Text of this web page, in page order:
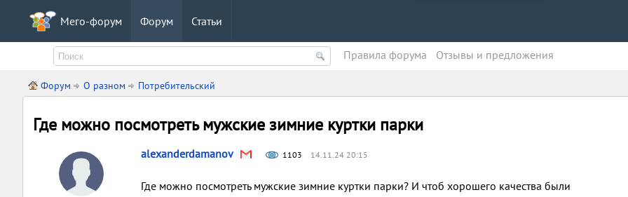
Мего-форум Форум Статьи
Правила форума Oтзывы и предложения
Форум О разном Потребительский
Где можно посмотреть мужские зимние куртки парки
alexanderdamanov 1103 14.11.24 20:15
Где можно посмотреть мужские зимние куртки парки? И чтоб хорошего качества были